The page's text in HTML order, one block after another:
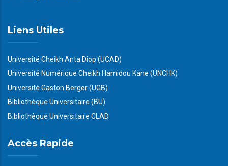
Liens Utiles
Université Cheikh Anta Diop (UCAD)
Université Numérique Cheikh Hamidou Kane (UNCHK)
Université Gaston Berger (UGB)
Bibliothèque Universitaire (BU)
Bibliothèque Universitaire CLAD
Accès Rapide